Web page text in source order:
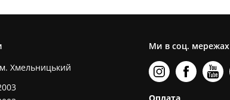
Хмельницький
Ми в соц. мережах
Оплата